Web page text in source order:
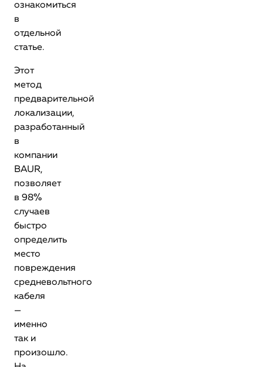
ознакомиться
в
отдельной
статье.
Этот
метод
предварительной
локализации,
разработанный
в
компании
BAUR,
позволяет
в 98%
случаев
быстро
определить
место
повреждения
средневольтного
кабеля
—
именно
так и
произошло.